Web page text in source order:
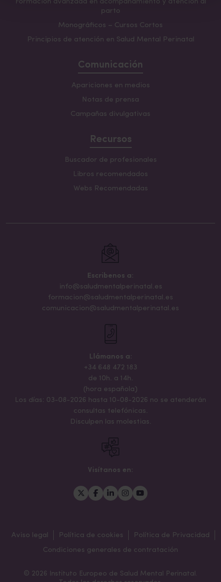
Formación avanzada en acompañamiento y atención al
parto
Monográficos – Cursos Cortos
Principios de atención en Salud Mental Perinatal
Comunicación
Apariciones en medios
Notas de prensa
Campañas divulgativas
Recursos
Buscador de profesionales
Libros recomendados
Webs Recomendadas
Escribenos a:
info@saludmentalperinatal.es
formacion@saludmentalperinatal.es
comunicacion@saludmentalperinatal.es
Llámanos a:
+34 648 472 183
de 10h. a 14h.
(hora española)
Los días: 03-08-2026 hasta 10-08-2026 no se atenderán
consultas telefónicas.
Disculpen las molestias.
Visítanos en:
Aviso legal Política de cookies
Política de Privacidad
Condiciones generales de contratación
© 2026 Instituto Europeo de Salud Mental Perinatal.